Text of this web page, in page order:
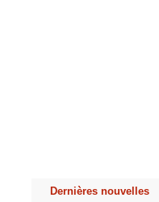
Dernières nouvelles